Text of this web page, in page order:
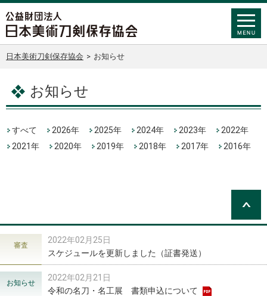
日本美術刀剣保存協会 > お知らせ
お知らせ
すべて 2026年 2025年 2024年 2023年
2022年
2021年
2020年 2019年 2018年 2017年 2016年
2022年02月25日
審査
スケジュールを更新しました（証書発送）
2022年02月21日
お知らせ
令和の名刀・名工展 書類申込について